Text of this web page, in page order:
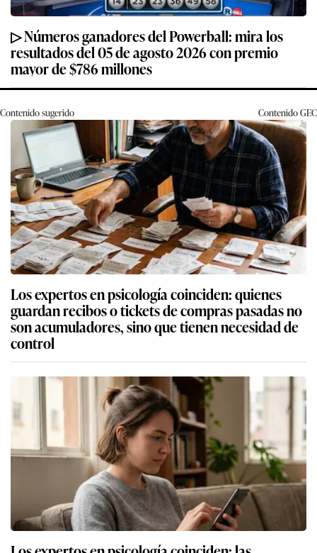
▷ Números ganadores del Powerball: mira los
resultados del 05 de agosto 2026 con premio
mayor de $786 millones
Contenido sugerido ContenidoGEC
Los expertos en psicología coinciden: quienes
guardan recibos o tickets de compras pasadas no
son acumuladores, sino que tienen necesidad de
control